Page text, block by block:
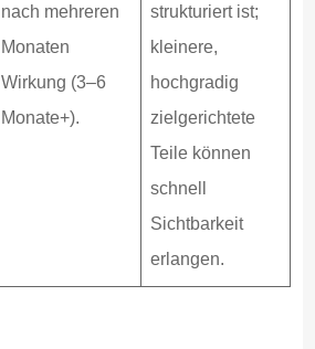
nach mehreren
Monaten
Wirkung (3–6
Monate+).
strukturiert ist;
kleinere,
hochgradig
zielgerichtete
Teile können
schnell
Sichtbarkeit
erlangen.